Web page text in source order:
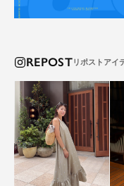
REPOST